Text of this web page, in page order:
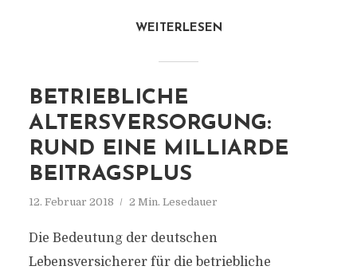
WEITERLESEN
BETRIEBLICHE
ALTERSVERSORGUNG:
RUND EINE MILLIARDE
BEITRAGSPLUS
12. Februar 2018 2 Min. Lesedauer
Die Bedeutung der deutschen
Lebensversicherer für die betriebliche